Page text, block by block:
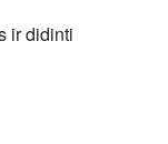
ir didinti